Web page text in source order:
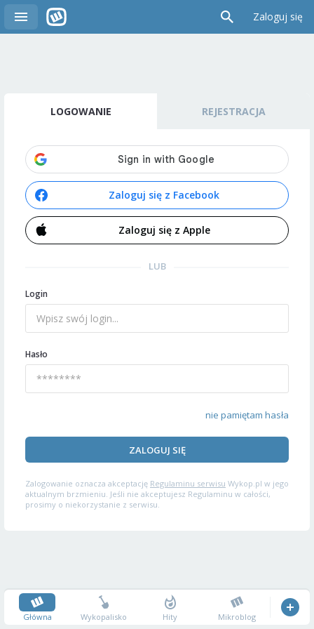
Zaloguj się
LOGOWANIE REJESTRACJA
Zaloguj się z Facebook
Zaloguj się z Apple
LUB
Login
Hasło
nie pamiętam hasła
ZALOGUJ SIĘ
Zalogowanie oznacza akceptację Regulaminu serwisu Wykop.pl w jego
aktualnym brzmieniu. Jeśli nie akceptujesz Regulaminu w całości,
prosimy o niekorzystanie z serwisu.
Główna Wykopalisko Hity Mikroblog